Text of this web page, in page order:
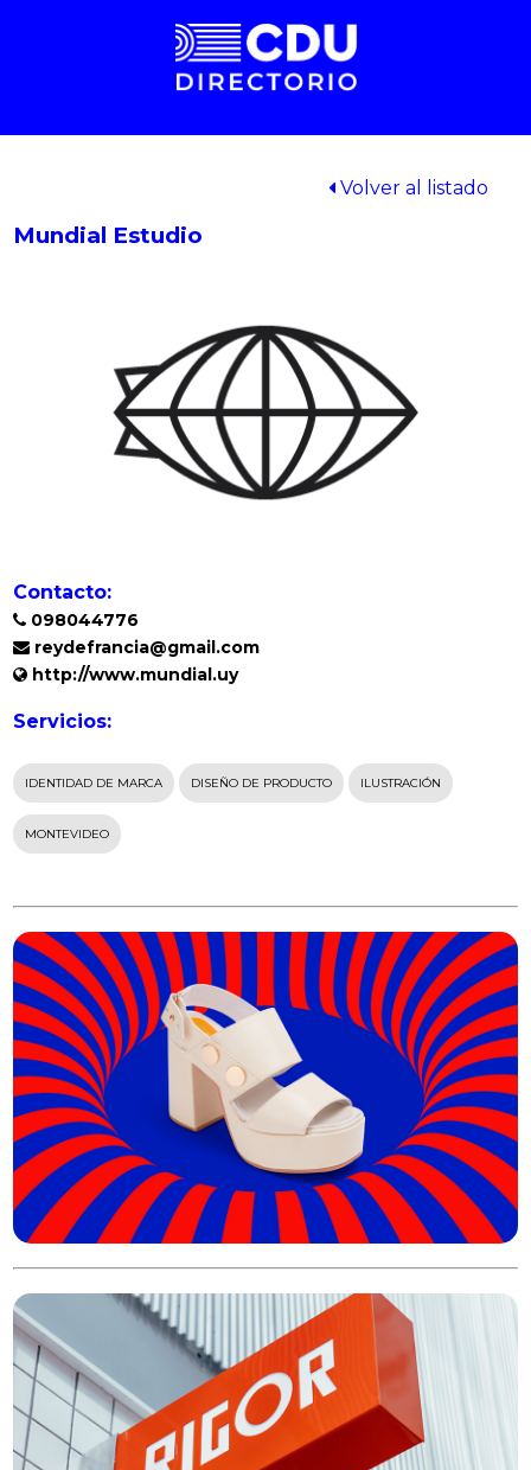
Volver al listado
Mundial Estudio
Contacto:
098044776
reydefrancia@gmail.com
http://www.mundial.uy
Servicios:
IDENTIDAD DE MARCA DISEÑO DE PRODUCTO ILUSTRACIÓN
MONTEVIDEO